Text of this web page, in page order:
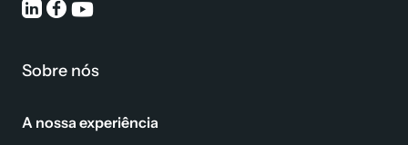
Sobre nós
A nossa experiência